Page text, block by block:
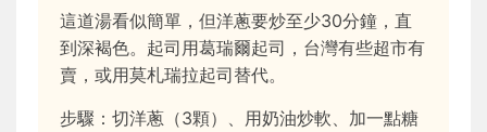
這道湯看似簡單，但洋蔥要炒至少30分鐘，直
到深褐色。起司用葛瑞爾起司，台灣有些超市有
賣，或用莫札瑞拉起司替代。
步驟：切洋蔥（3顆）、用奶油炒軟、加一點糖